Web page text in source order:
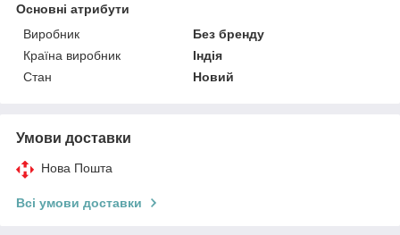
Основні атрибути
Виробник
Без бренду
Країна виробник
Індія
Стан
Новий
Умови доставки
Нова Пошта
Всі умови доставки